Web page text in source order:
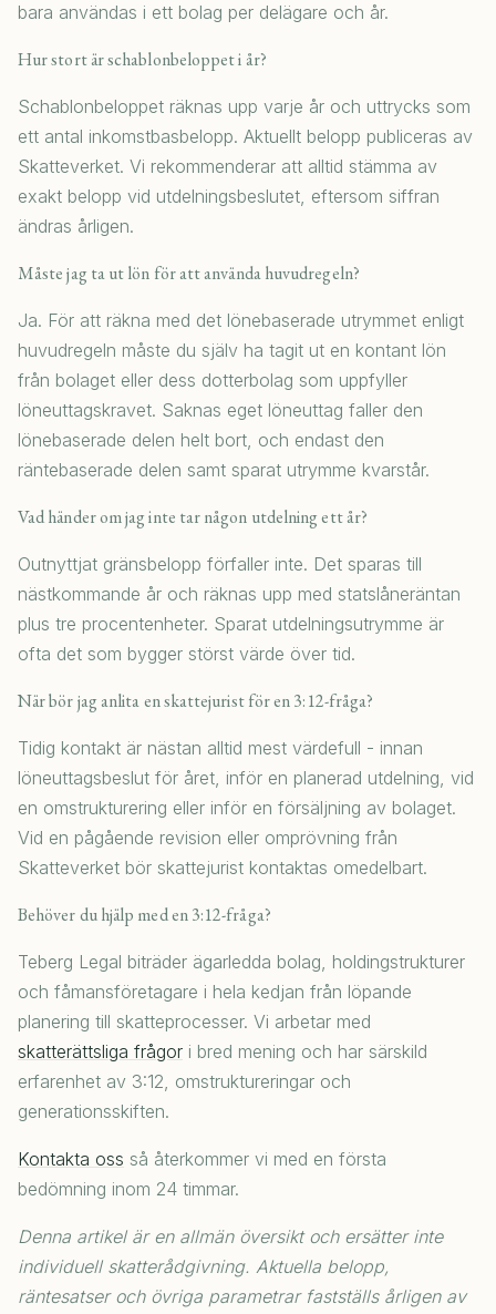
bara användas i ett bolag per delägare och år.
Hur stort är schablonbeloppet i år?
Schablonbeloppet räknas upp varje år och uttrycks som
ett antal inkomstbasbelopp. Aktuellt belopp publiceras av
Skatteverket. Vi rekommenderar att alltid stämma av
exakt belopp vid utdelningsbeslutet, eftersom siffran
ändras årligen.
Måste jag ta ut lön för att använda huvudregeln?
Ja. För att räkna med det lönebaserade utrymmet enligt
huvudregeln måste du själv ha tagit ut en kontant lön
från bolaget eller dess dotterbolag som uppfyller
löneuttagskravet. Saknas eget löneuttag faller den
lönebaserade delen helt bort, och endast den
räntebaserade delen samt sparat utrymme kvarstår.
Vad händer om jag inte tar någon utdelning ett år?
Outnyttjat gränsbelopp förfaller inte. Det sparas till
nästkommande år och räknas upp med statslåneräntan
plus tre procentenheter. Sparat utdelningsutrymme är
ofta det som bygger störst värde över tid.
När bör jag anlita en skattejurist för en 3:12-fråga?
Tidig kontakt är nästan alltid mest värdefull - innan
löneuttagsbeslut för året, inför en planerad utdelning, vid
en omstrukturering eller inför en försäljning av bolaget.
Vid en pågående revision eller omprövning från
Skatteverket bör skattejurist kontaktas omedelbart.
Behöver du hjälp med en 3:12-fråga?
Teberg Legal biträder ägarledda bolag, holdingstrukturer
och fåmansföretagare i hela kedjan från löpande
planering till skatteprocesser. Vi arbetar med
skatterättsliga frågor i bred mening och har särskild
erfarenhet av 3:12, omstruktureringar och
generationsskiften.
Kontakta oss så återkommer vi med en första
bedömning inom 24 timmar.
Denna artikel är en allmän översikt och ersätter inte
individuell skatterådgivning. Aktuella belopp,
räntesatser och övriga parametrar fastställs årligen av